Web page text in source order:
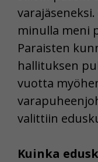
minulla meni
Paraisten
hallituksen
vuotta
valittiin
Kuinka